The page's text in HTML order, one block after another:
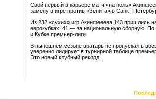
Свой первый в карьере матч «на ноль»
замену в игре против «Зенита» в Санкт-
Из 232 «сухих» игр Акинфееева 143 пришлись
еврокубках, 41 — за национальную сборную.
и Кубке премьер-лиги.
В нынешнем сезоне вратарь не пропускал в
уверенно лидирует в турнирной таблице
Это новый клубный рекорд.